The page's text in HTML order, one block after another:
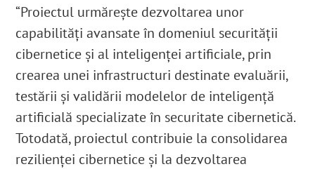
“Proiectul urmărește dezvoltarea unor
capabilități avansate în domeniul securității
cibernetice și al inteligenței artificiale, prin
crearea unei infrastructuri destinate evaluării,
testării și validării modelelor de inteligență
artificială specializate în securitate cibernetică.
Totodată, proiectul contribuie la consolidarea
rezilienței cibernetice și la dezvoltarea